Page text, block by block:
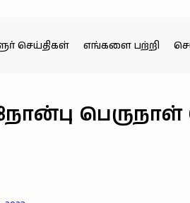
செய்திகள் எங்களை பற்றி